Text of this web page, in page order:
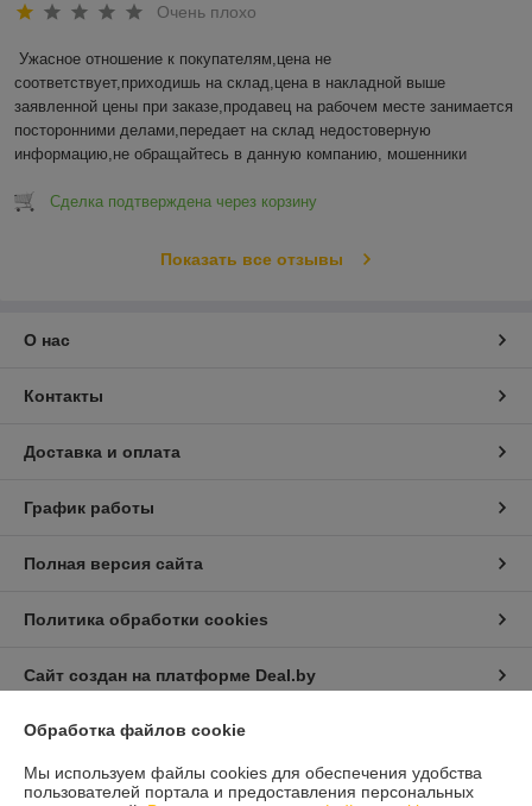
Очень плохо
Ужасное отношение к покупателям,цена не
соответствует,приходишь на склад,цена в накладной выше
заявленной цены при заказе,продавец на рабочем месте занимается
посторонними делами,передает на склад недостоверную
информацию,не обращайтесь в данную компанию, мошенники
Сделка подтверждена через корзину
Показать все отзывы
О нас
Контакты
Доставка и оплата
График работы
Полная версия сайта
Политика обработки cookies
Сайт создан на платформе Deal.by
Юридическое лицо:Общество с ограниченной ответственностью
Обработка файлов cookie
Мы используем файлы cookies для обеспечения удобства
пользователей портала и предоставления персональных